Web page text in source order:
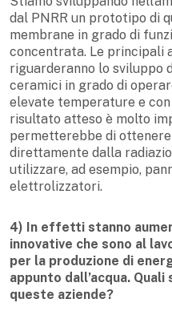
dal PNRR un prototipo di
membrane in grado di
concentrata. Le principali
riguarderanno lo sviluppo
ceramici in grado di
elevate temperature e
risultato atteso è molto
permetterebbe di ottenere
direttamente dalla
utilizzare, ad esempio,
elettrolizzatori.
4) In effetti stanno
innovative che sono al
per la produzione di
appunto dall’acqua.
queste aziende?